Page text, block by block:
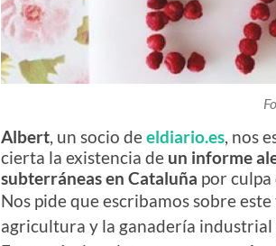
Albert, un socio deeldiario.es, nos
cierta la existencia de un informe
subterráneas en Cataluña por culpa
Nos pide que escribamos sobre
agricultura y la ganadería